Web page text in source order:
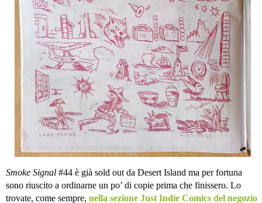
Smoke Signal #44 è già sold out da Desert Island ma per fortuna
sono riuscito a ordinarne un po’ di copie prima che finissero. Lo
trovate, come sempre, nella sezione Just Indie Comics del negozio